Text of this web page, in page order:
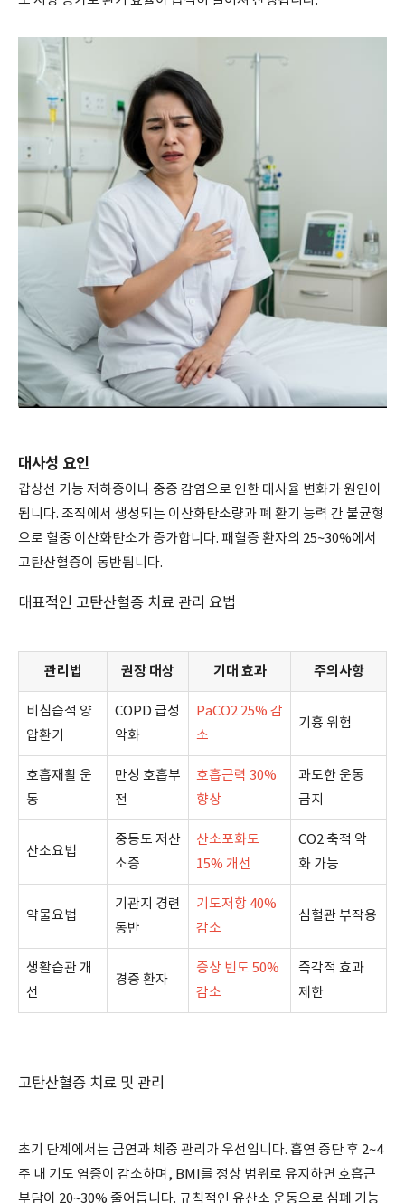
대사성 요인
갑상선 기능 저하증이나 중증 감염으로 인한 대사율 변화가 원인이
됩니다. 조직에서 생성되는 이산화탄소량과 폐 환기 능력 간 불균형
으로 혈중 이산화탄소가 증가합니다. 패혈증 환자의 25~30%에서
고탄산혈증이 동반됩니다.
대표적인 고탄산혈증 치료 관리 요법
관리법 권장 대상 기대 효과 주의사항
비침습적 양
압환기
COPD 급성
악화
PaCO2 25% 감
소
기흉 위험
호흡재활 운
동
만성 호흡부
전
호흡근력 30%
향상
과도한 운동
금지
산소요법
중등도 저산
소증
산소포화도
15% 개선
CO2 축적 악
화 가능
약물요법
기관지 경련
동반
기도저항 40%
감소
심혈관 부작용
생활습관 개
선
경증 환자
증상 빈도 50%
감소
즉각적 효과
제한
고탄산혈증 치료 및 관리
초기 단계에서는 금연과 체중 관리가 우선입니다. 흡연 중단 후 2~4
주 내 기도 염증이 감소하며, BMI를 정상 범위로 유지하면 호흡근
부담이 20~30% 줄어듭니다. 규칙적인 유산소 운동으로 심폐 기능